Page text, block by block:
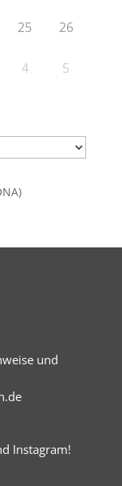
25 26
4 5
und
Instagram!